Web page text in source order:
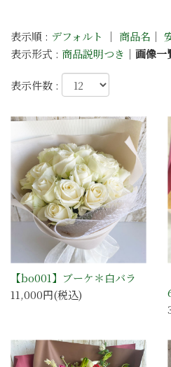
表示順 : デフォルト ｜ 商品名 ｜
表示形式 : 商品説明つき ｜ 画像一
表示件数 :
【bo001】ブーケ＊白バラ
11,000円(税込)